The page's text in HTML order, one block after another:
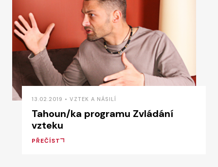
13.02.2019 • VZTEK A NÁSILÍ
Tahoun/ka programu Zvládání
vzteku
PŘEČÍST